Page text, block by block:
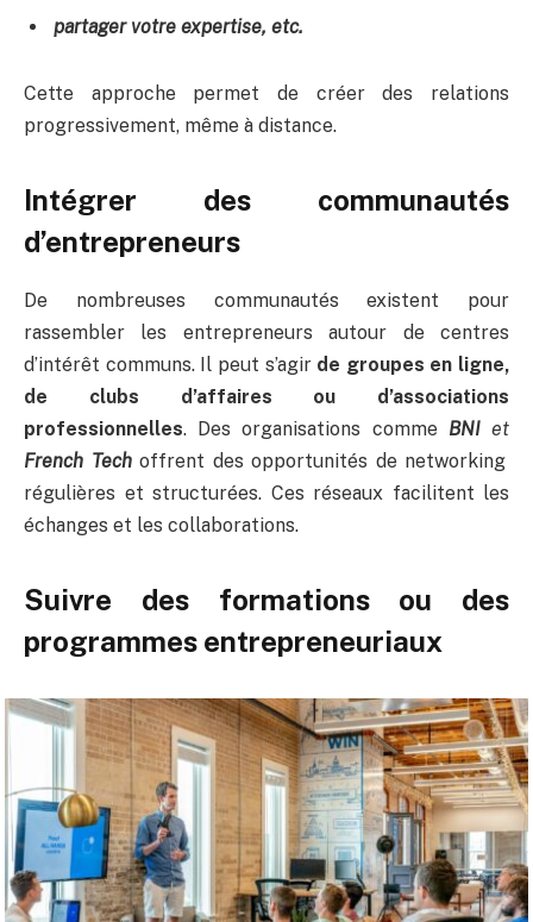
partager votre expertise, etc.
Cette approche permet de créer des relations
progressivement, même à distance.
Intégrer des communautés
d’entrepreneurs
De nombreuses communautés existent pour
rassembler les entrepreneurs autour de centres
d’intérêt communs. Il peut s’agir de groupes en ligne,
de clubs d’affaires ou d’associations
professionnelles. Des organisations comme BNIet
French Techoffrent des opportunités de networking
régulières et structurées. Ces réseaux facilitent les
échanges et les collaborations.
Suivre des formations ou des
programmes entrepreneuriaux